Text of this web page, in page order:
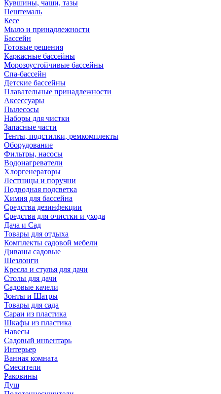
Кувшины, чаши, тазы
Пештемаль
Кесе
Мыло и принадлежности
Бассейн
Готовые решения
Каркасные бассейны
Морозоустойчивые бассейны
Спа-бассейн
Детские бассейны
Плавательные принадлежности
Аксессуары
Пылесосы
Наборы для чистки
Запасные части
Тенты, подстилки, ремкомплекты
Оборудование
Фильтры, насосы
Водонагреватели
Хлоргенераторы
Лестницы и поручни
Подводная подсветка
Химия для бассейна
Средства дезинфекции
Средства для очистки и ухода
Дача и Сад
Товары для отдыха
Комплекты садовой мебели
Диваны садовые
Шезлонги
Кресла и стулья для дачи
Столы для дачи
Садовые качели
Зонты и Шатры
Товары для сада
Сараи из пластика
Шкафы из пластика
Навесы
Садовый инвентарь
Интерьер
Ванная комната
Смесители
Раковины
Душ